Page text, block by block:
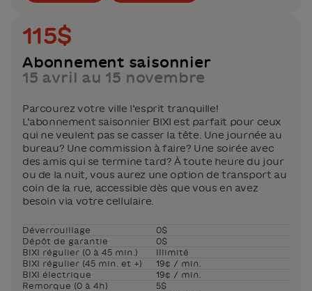
115$
Abonnement saisonnier
15 avril au 15 novembre
Parcourez votre ville l’esprit tranquille!
L’abonnement saisonnier BIXI est parfait pour ceux
qui ne veulent pas se casser la tête. Une journée au
bureau? Une commission à faire? Une soirée avec
des amis qui se termine tard? À toute heure du jour
ou de la nuit, vous aurez une option de transport au
coin de la rue, accessible dès que vous en avez
besoin via votre cellulaire.
Déverrouillage
0$
Dépôt de garantie
0$
BIXI régulier (0 à 45 min.)
Illimité
BIXI régulier (45 min. et +)
19¢ / min.
BIXI électrique
19¢ / min.
Remorque (0 à 4h)
5$